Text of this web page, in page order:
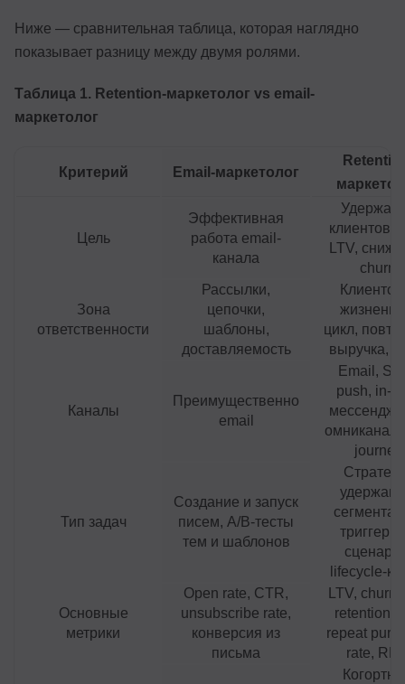
Ниже — сравнительная таблица, которая наглядно
показывает разницу между двумя ролями.
Таблица 1. Retention-маркетолог vs email-
маркетолог
Критерий Email-маркетолог
Цель
Эффективная
работа email-
канала
клиентов,
LTV,
churn
Зона
ответственности
Рассылки,
цепочки,
шаблоны,
доставляемость
цикл,
выручка,
Каналы
Преимущественно
email
Email,
push, in-
journey
Тип задач
Создание и запуск
писем, A/B-тесты
тем и шаблонов
lifecycle-
Основные
метрики
Open rate, CTR,
unsubscribe rate,
конверсия из
письма
LTV, churn
retention
repeat
rate,